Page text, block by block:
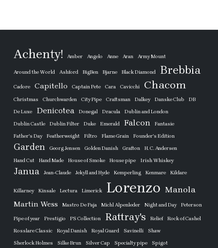
Achenty! Amber Angelo Anne Aran Army Mount
Around the World Ashford BigBen Bjarne Black Diamond Brebbia
Cadore Capitello Captain Pete Cara Cavicchi Chacom
Christmas Churchwarden City Pipe Craftsman Dalkey Danske Club
DB
De Luxe
Denicotea Donegal Dracula
Dublin and London
Dublin Castle
Dublin Filter Duke Emerald Falcon
Fantasie
Father's Day
Featherweight Filtro Flame Grain Founder's Edition
Garden Georg Jensen Golden Danish Grafton
H. C. Andersen
Hand Cut
Hand Made House of Smoke House pipe Irish Whiskey
Janua Jean-Claude Jekyll and Hyde Kemperling Kenmare Kildare
Killarney Kinsale Lectura Limerick Lorenzo Manola
Martin Wess Mastro De Paja Michl Alpenleder Night and Day Peterson
Pipe of year Prestigio PS Collection Rattray's Relief
Rock of Cashel
Rosslare Classic
Royal Danish Royal Guard Savinelli
Shaw
Sherlock Holmes
Silke Brun Silver Cap Specialty pipe Spigot